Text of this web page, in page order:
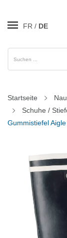
FR DE
Startseite
Schuhe /
Gummistiefel